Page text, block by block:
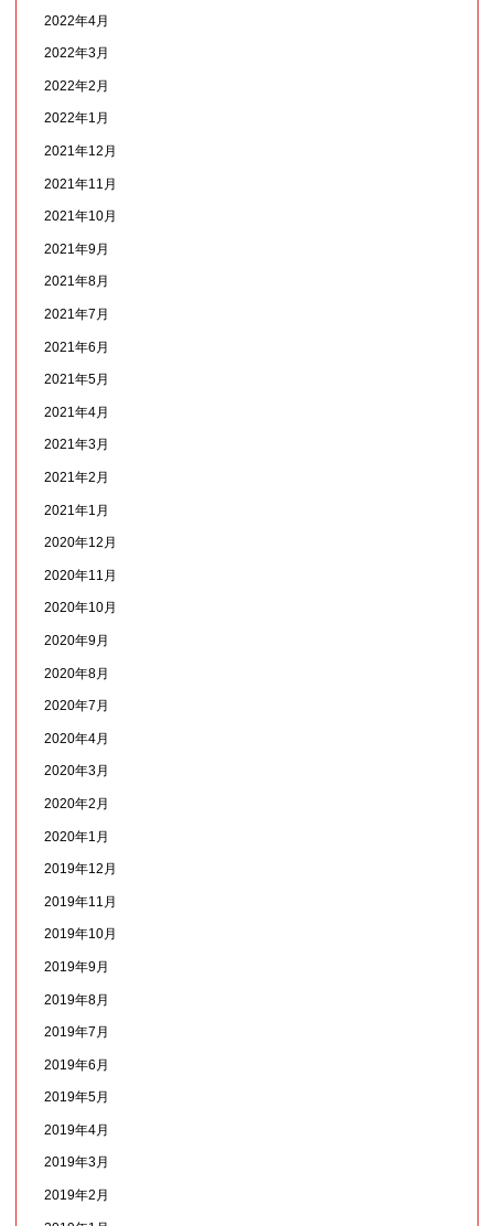
2022年4月
2022年3月
2022年2月
2022年1月
2021年12月
2021年11月
2021年10月
2021年9月
2021年8月
2021年7月
2021年6月
2021年5月
2021年4月
2021年3月
2021年2月
2021年1月
2020年12月
2020年11月
2020年10月
2020年9月
2020年8月
2020年7月
2020年4月
2020年3月
2020年2月
2020年1月
2019年12月
2019年11月
2019年10月
2019年9月
2019年8月
2019年7月
2019年6月
2019年5月
2019年4月
2019年3月
2019年2月